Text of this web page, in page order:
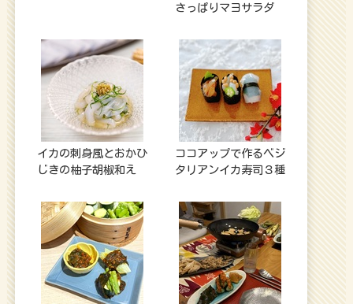
さっぱりマヨサラダ
イカの刺身風とおかひ
じきの柚子胡椒和え
ココアップで作るベジ
タリアンイカ寿司３種